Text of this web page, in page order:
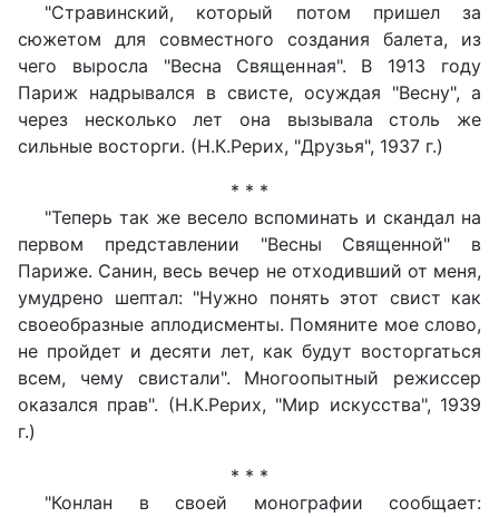
"Стравинский, который потом пришел за
сюжетом для совместного создания балета, из
чего выросла "Весна Священная". В 1913 году
Париж надрывался в свисте, осуждая "Весну", а
через несколько лет она вызывала столь же
сильные восторги. (Н.К.Рерих, "Друзья", 1937 г.)
* * *
"Теперь так же весело вспоминать и скандал на
первом представлении "Весны Священной" в
Париже. Санин, весь вечер не отходивший от меня,
умудрено шептал: "Нужно понять этот свист как
своеобразные аплодисменты. Помяните мое слово,
не пройдет и десяти лет, как будут восторгаться
всем, чему свистали". Многоопытный режиссер
оказался прав". (Н.К.Рерих, "Мир искусства", 1939
г.)
* * *
"Конлан в своей монографии сообщает: